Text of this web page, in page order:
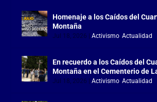
Homenaje a los Caídos del
Montaña
Jul 18, 2026 |Activismo ,Actualidad
En recuerdo a los Caídos del
Montaña en el Cementerio de
Jul 18, 2026 |Activismo ,Actualidad